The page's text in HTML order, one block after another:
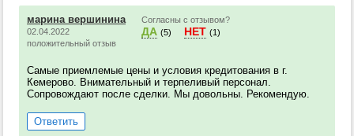
марина вершинина
02.04.2022
положительный отзыв
Согласны с отзывом?
ДА (5) НЕТ (1)
Самые приемлемые цены и условия кредитования в г.
Кемерово. Внимательный и терпеливый персонал.
Сопровождают после сделки. Мы довольны. Рекомендую.
Ответить